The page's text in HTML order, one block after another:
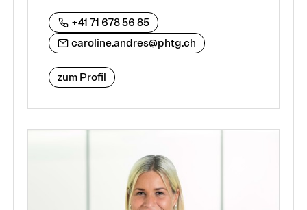
+41 71 678 56 85
caroline.andres@phtg.ch
zum Profil